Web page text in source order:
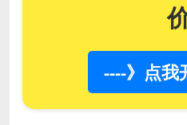
----》点我